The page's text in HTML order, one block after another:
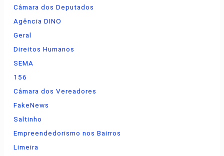
Câmara dos Deputados
Agência DINO
Geral
Direitos Humanos
SEMA
156
Câmara dos Vereadores
FakeNews
Saltinho
Empreendedorismo nos Bairros
Limeira